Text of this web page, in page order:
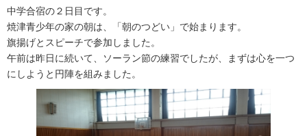
中学合宿の２日目です。
焼津青少年の家の朝は、「朝のつどい」で始まります。
旗揚げとスピーチで参加しました。
午前は昨日に続いて、ソーラン節の練習でしたが、まずは心を一つ
にしようと円陣を組みました。